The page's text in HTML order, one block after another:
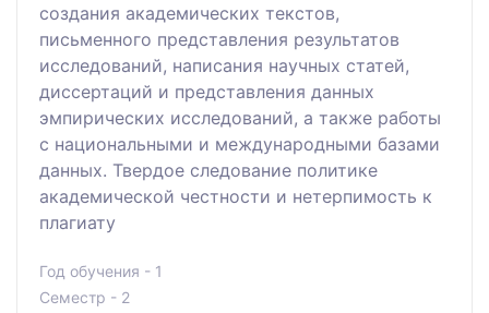
создания академических текстов,
письменного представления результатов
исследований, написания научных статей,
диссертаций и представления данных
эмпирических исследований, а также работы
с национальными и международными базами
данных. Твердое следование политике
академической честности и нетерпимость к
плагиату
Год обучения - 1
Семестр - 2